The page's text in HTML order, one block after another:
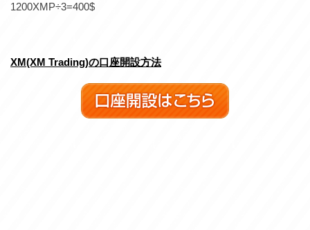
1200XMP÷3=400$
XM(XM Trading)の口座開設方法